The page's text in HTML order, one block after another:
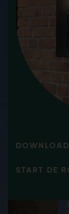
START DE